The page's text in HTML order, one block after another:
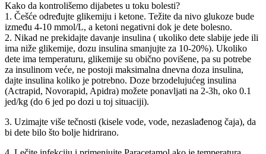
Kako da kontrolišemo dijabetes u toku bolesti?
1. Češće određujte glikemiju i ketone. Težite da nivo glukoze bude
između 4-10 mmol/L, a ketoni negativni dok je dete bolesno.
2. Nikad ne prekidajte davanje insulina ( ukoliko dete slabije jede ili
ima niže glikemije, dozu insulina smanjujte za 10-20%). Ukoliko
dete ima temperaturu, glikemije su obično povišene, pa su potrebe
za insulinom veće, ne postoji maksimalna dnevna doza insulina,
dajte insulina koliko je potrebno. Doze brzodelujućeg insulina
(Actrapid, Novorapid, Apidra) možete ponavljati na 2-3h, oko 0.1
jed/kg (do 6 jed po dozi u toj situaciji).
3. Uzimajte više tečnosti (kisele vode, vode, nezaslađenog čaja), da
bi dete bilo što bolje hidrirano.